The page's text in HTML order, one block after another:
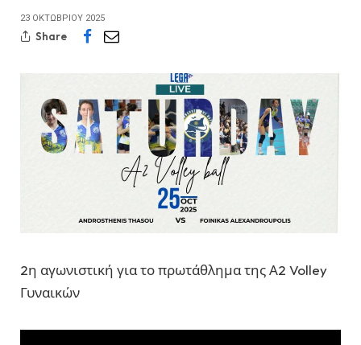
23 ΟΚΤΩΒΡΊΟΥ 2025
Share
2η αγωνιστική για το πρωτάθλημα της Α2 Volley
Γυναικών